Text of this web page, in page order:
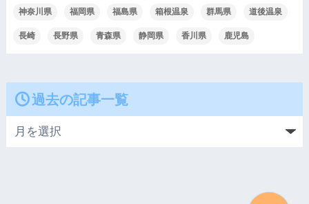
神奈川県 福岡県 福島県 箱根温泉 群馬県 道後温泉
長崎 長野県 青森県 静岡県 香川県 鹿児島
過去の記事一覧